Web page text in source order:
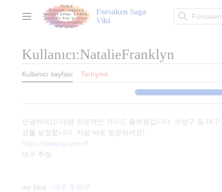
Ana menü
Forsaken Saga
Viki
Kullanıcı:NatalieFranklyn
Kullanıcı sayfası Tartışma
안녕하세요! 대밤 전문적인 가이드 플랫폼입니다. 수성구 등 대
경를 보장합니다. 지금 바로 방문하세요!
https://daegujj.com
대구 주점
my blog - 대구 주점